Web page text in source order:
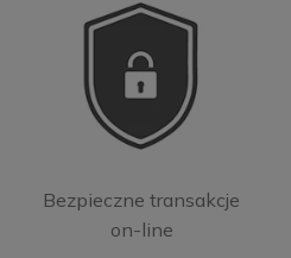
Bezpieczne transakcje
on-line